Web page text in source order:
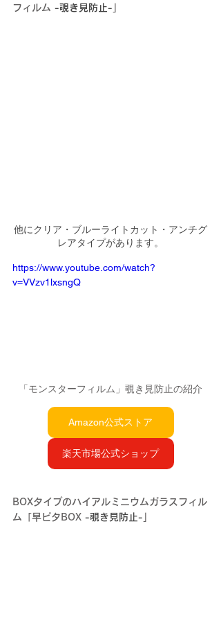
フィルム -覗き見防止-
他にクリア・ブルーライトカット・アンチグ
レアタイプがあります。
https://www.youtube.com/watch?
v=VVzv1lxsngQ
「モンスターフィルム」覗き見防止の紹介
Amazon公式ストア
楽天市場公式ショップ
BOXタイプのハイアルミニウムガラスフィル
ム「早ピタBOX -覗き見防止-